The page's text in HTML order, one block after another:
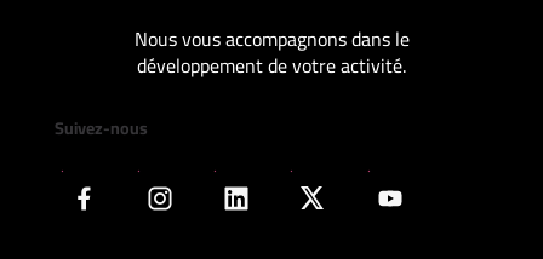
Nous vous accompagnons dans le
développement de votre activité.
Suivez-nous